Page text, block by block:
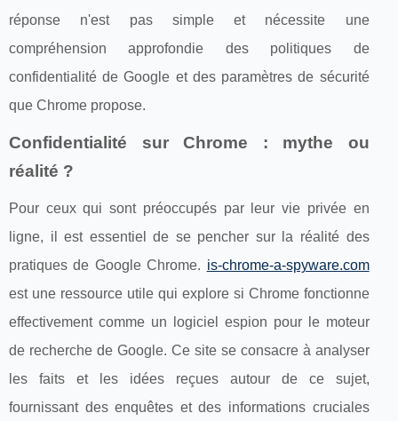
réponse n'est pas simple et nécessite une
compréhension approfondie des politiques de
confidentialité de Google et des paramètres de sécurité
que Chrome propose.
Confidentialité sur Chrome : mythe ou
réalité ?
Pour ceux qui sont préoccupés par leur vie privée en
ligne, il est essentiel de se pencher sur la réalité des
pratiques de Google Chrome. is-chrome-a-spyware.com
est une ressource utile qui explore si Chrome fonctionne
effectivement comme un logiciel espion pour le moteur
de recherche de Google. Ce site se consacre à analyser
les faits et les idées reçues autour de ce sujet,
fournissant des enquêtes et des informations cruciales